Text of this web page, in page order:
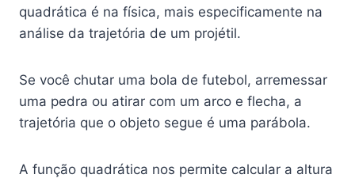
quadrática é na física, mais especificamente na
análise da trajetória de um projétil.
Se você chutar uma bola de futebol, arremessar
uma pedra ou atirar com um arco e flecha, a
trajetória que o objeto segue é uma parábola.
A função quadrática nos permite calcular a altura